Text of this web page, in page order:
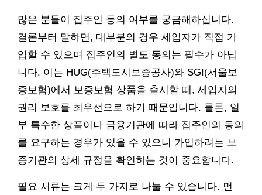
많은 분들이 집주인 동의 여부를 궁금해하십니다.
결론부터 말하면, 대부분의 경우 세입자가 직접 가
입할 수 있으며 집주인의 별도 동의는 필수가 아닙
니다. 이는 HUG(주택도시보증공사)와 SGI(서울보
증보험)에서 보증보험 상품을 출시할 때, 세입자의
권리 보호를 최우선으로 하기 때문입니다. 물론, 일
부 특수한 상품이나 금융기관에 따라 집주인의 동의
를 요구하는 경우가 있을 수 있으니 가입하려는 보
증기관의 상세 규정을 확인하는 것이 중요합니다.
필요 서류는 크게 두 가지로 나눌 수 있습니다. 먼